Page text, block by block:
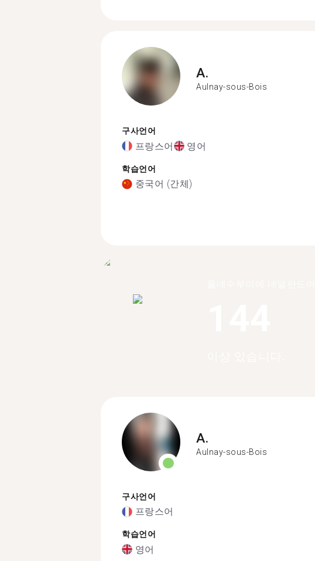
A.
Aulnay-sous-Bois
구사언어
프랑스어 영어
학습언어
중국어 (간체)
A.
Aulnay-sous-Bois
구사언어
프랑스어
학습언어
영어